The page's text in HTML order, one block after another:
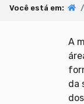
Você está em:
A
da